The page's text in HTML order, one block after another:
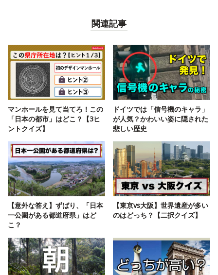
関連記事
マンホールを見て当てろ！この
「日本の都市」はどこ？【3ヒ
ントクイズ】
ドイツでは「信号機のキャラ」
が人気？かわいい姿に隠された
悲しい歴史
【意外な答え】ずばり、「日本
一公園がある都道府県」はど
こ？
【東京vs大阪】世界遺産が多い
のはどっち？【二択クイズ】